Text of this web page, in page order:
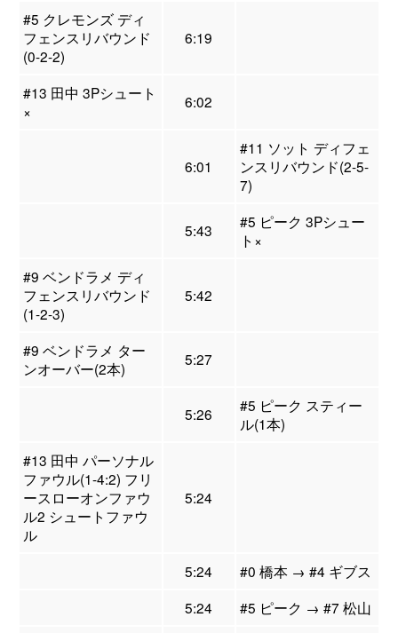
#5 クレモンズ ディ
フェンスリバウンド
(0-2-2)
6:19
#13 田中 3Pシュート
×
6:02
6:01
#11 ソット ディフェ
ンスリバウンド(2-5-
7)
5:43
#5 ピーク 3Pシュー
ト×
#9 ベンドラメ ディ
フェンスリバウンド
(1-2-3)
5:42
#9 ベンドラメ ター
ンオーバー(2本)
5:27
5:26
#5 ピーク スティー
ル(1本)
#13 田中 パーソナル
ファウル(1-4:2) フリ
ースローオンファウ
ル2 シュートファウ
ル
5:24
5:24
#0 橋本 → #4 ギブス
5:24
#5 ピーク → #7 松山